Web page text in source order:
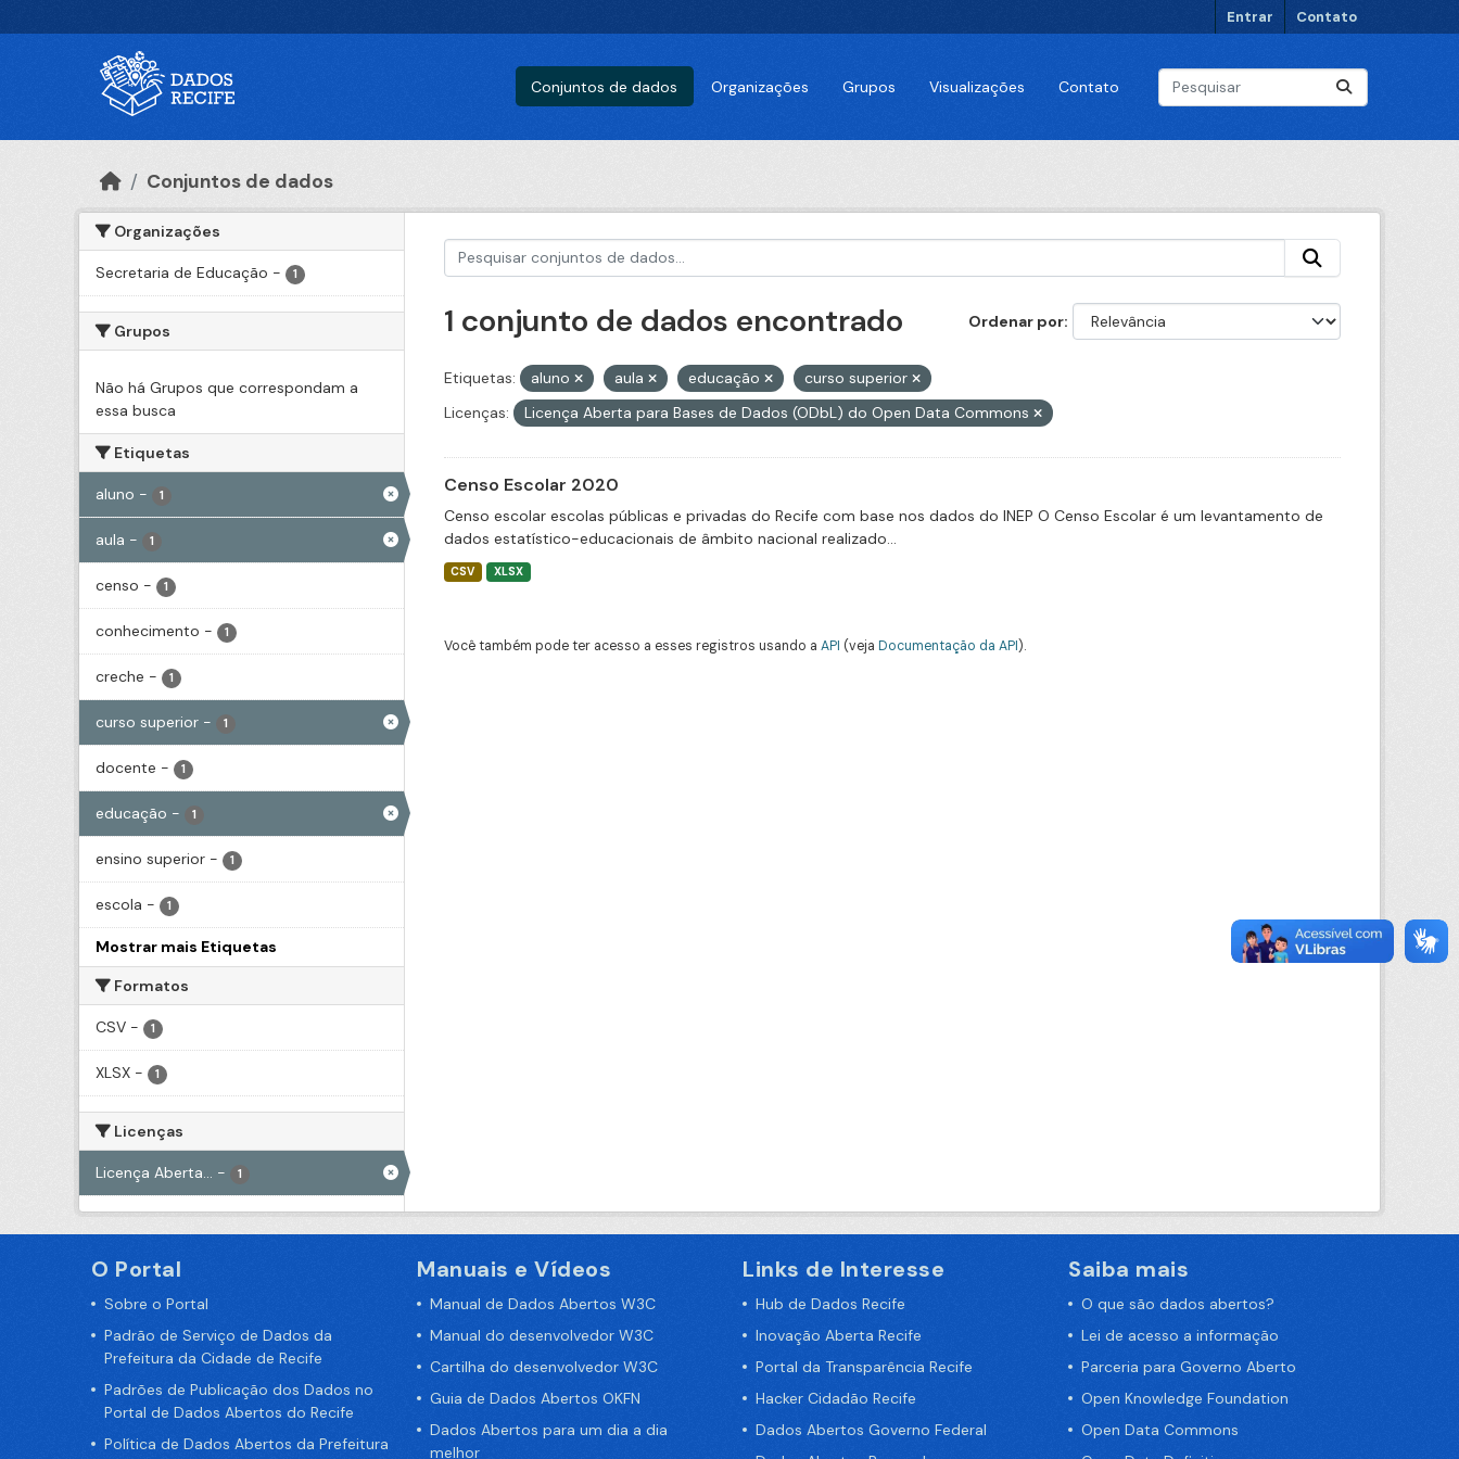
Entrar Contato
Conjuntos de dados Organizações Grupos Visualizações Contato
Conjuntos de dados
Organizações
Secretaria de Educação - 1
Grupos
Não há Grupos que correspondam a
essa busca
Etiquetas
aluno - 1
aula - 1
censo - 1
conhecimento - 1
creche - 1
curso superior - 1
docente - 1
educação - 1
ensino superior - 1
escola - 1
Mostrar mais Etiquetas
Formatos
CSV - 1
XLSX - 1
Licenças
Licença Aberta... - 1
Ordenar por
1 conjunto de dados encontrado
Etiquetas: aluno aula educação
curso superior
Licenças:
Licença Aberta para Bases de Dados (ODbL) do Open Data Commons
Censo Escolar 2020
Censo escolar escolas públicas e privadas do Recife com base nos dados do INEP O Censo Escolar é um levantamento de
dados estatístico-educacionais de âmbito nacional realizado...
CSV XLSX
Você também pode ter acesso a esses registros usando a API (veja Documentação da API).
O Portal
Sobre o Portal
Padrão de Serviço de Dados da
Prefeitura da Cidade de Recife
Padrões de Publicação dos Dados no
Portal de Dados Abertos do Recife
Política de Dados Abertos da Prefeitura
Manuais e Vídeos
Manual de Dados Abertos W3C
Manual do desenvolvedor W3C
Cartilha do desenvolvedor W3C
Guia de Dados Abertos OKFN
Dados Abertos para um dia a dia
melhor
Links de Interesse
Hub de Dados Recife
Inovação Aberta Recife
Portal da Transparência Recife
Hacker Cidadão Recife
Dados Abertos Governo Federal
Saiba mais
O que são dados abertos?
Lei de acesso a informação
Parceria para Governo Aberto
Open Knowledge Foundation
Open Data Commons